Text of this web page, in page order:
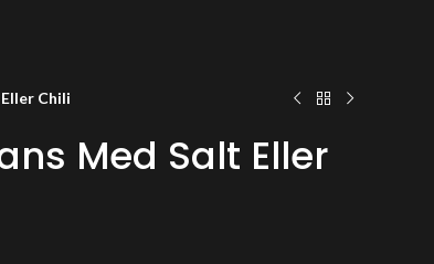
Chili
Med Salt Eller